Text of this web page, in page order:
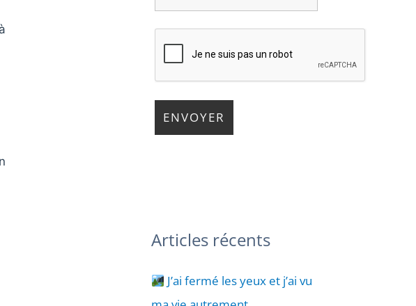
Articles récents
J’ai fermé les yeux et j’ai vu